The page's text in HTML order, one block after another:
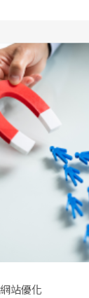
網站優化